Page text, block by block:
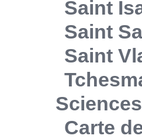
Saint
Saint
Saint
Carte